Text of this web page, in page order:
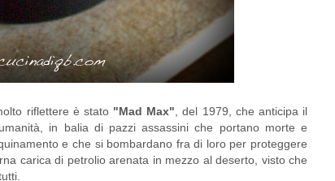
riflettere è stato "Mad Max" , del 1979, che anticipa il
in balia di pazzi assassini che portano morte e
e che si bombardano fra di loro per proteggere
carica di petrolio arenata in mezzo al deserto, visto che